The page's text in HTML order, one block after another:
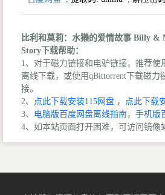
比利和莫莉：水獭的爱情故事 Billy &
Story下载帮助：
1、对于磁力链接和电驴链接，推荐使
离线下载，或使用qBittorrent下载磁力
接。
2、
点此下载安装115网盘 ，
点此下载
3、 电脑版百度网盘离线指南， 手机版
4、如本站页面打开困难，可访问镜像